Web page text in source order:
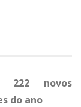
222 novos
do ano